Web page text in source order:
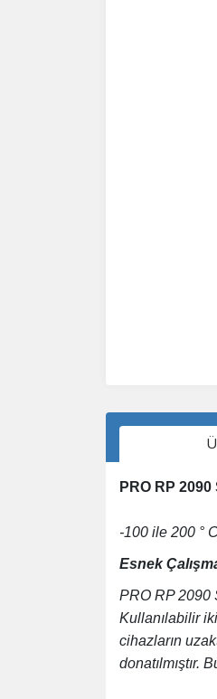
PRO RP
-100 ile 200 °
Esnek
PRO RP 2090
Kullanılabilir
cihazların
donatılmıştır.